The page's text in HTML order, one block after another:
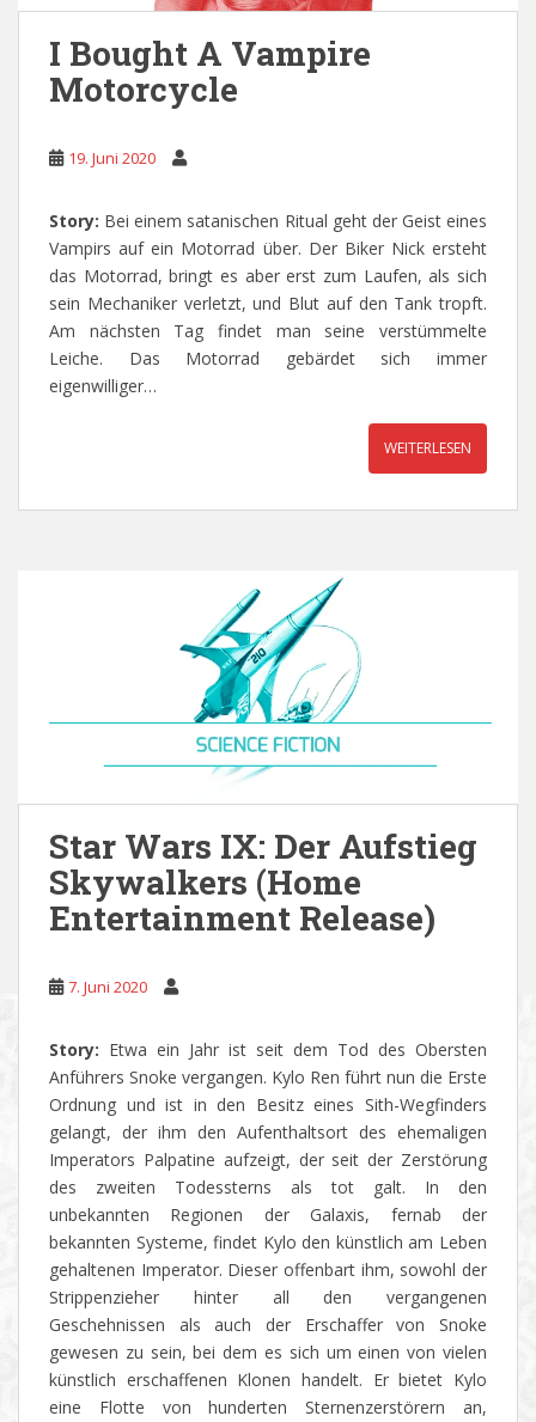
I Bought A Vampire
Motorcycle
19. Juni 2020
Story: Bei einem satanischen Ritual geht der Geist eines
Vampirs auf ein Motorrad über. Der Biker Nick ersteht
das Motorrad, bringt es aber erst zum Laufen, als sich
sein Mechaniker verletzt, und Blut auf den Tank tropft.
Am nächsten Tag findet man seine verstümmelte
Leiche. Das Motorrad gebärdet sich immer
eigenwilliger…
WEITERLESEN
Star Wars IX: Der Aufstieg
Skywalkers (Home
Entertainment Release)
7. Juni 2020
Story: Etwa ein Jahr ist seit dem Tod des Obersten
Anführers Snoke vergangen. Kylo Ren führt nun die Erste
Ordnung und ist in den Besitz eines Sith-Wegfinders
gelangt, der ihm den Aufenthaltsort des ehemaligen
Imperators Palpatine aufzeigt, der seit der Zerstörung
des zweiten Todessterns als tot galt. In den
unbekannten Regionen der Galaxis, fernab der
bekannten Systeme, findet Kylo den künstlich am Leben
gehaltenen Imperator. Dieser offenbart ihm, sowohl der
Strippenzieher hinter all den vergangenen
Geschehnissen als auch der Erschaffer von Snoke
gewesen zu sein, bei dem es sich um einen von vielen
künstlich erschaffenen Klonen handelt. Er bietet Kylo
eine Flotte von hunderten Sternenzerstörern an,